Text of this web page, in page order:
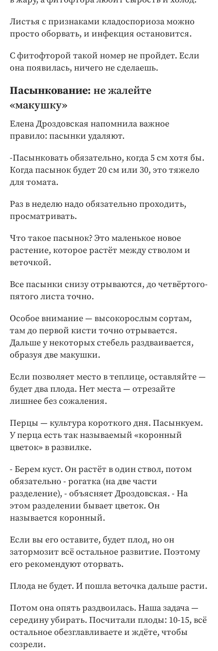
Листья с признаками кладоспориоза можно
просто оборвать, и инфекция остановится.
С фитофторой такой номер не пройдет. Если
она появилась, ничего не сделаешь.
Пасынкование: не жалейте
«макушку»
Елена Дроздовская напомнила важное
правило: пасынки удаляют.
-Пасынковать обязательно, когда 5 см хотя бы.
Когда пасынок будет 20 см или 30, это тяжело
для томата.
Раз в неделю надо обязательно проходить,
просматривать.
Что такое пасынок? Это маленькое новое
растение, которое растёт между стволом и
веточкой.
Все пасынки снизу отрываются, до четвёртого-
пятого листа точно.
Особое внимание — высокорослым сортам,
там до первой кисти точно отрывается.
Дальше у некоторых стебель раздваивается,
образуя две макушки.
Если позволяет место в теплице, оставляйте —
будет два плода. Нет места — отрезайте
лишнее без сожаления.
Перцы — культура короткого дня. Пасынкуем.
У перца есть так называемый «коронный
цветок» в развилке.
- Берем куст. Он растёт в один ствол, потом
обязательно - рогатка (на две части
разделение), - объясняет Дроздовская. - На
этом разделении бывает цветок. Он
называется коронный.
Если вы его оставите, будет плод, но он
затормозит всё остальное развитие. Поэтому
его рекомендуют оторвать.
Плода не будет. И пошла веточка дальше расти.
Потом она опять раздвоилась. Наша задача —
середину убирать. Посчитали плоды: 10-15, всё
остальное обезглавливаете и ждёте, чтобы
созрели.